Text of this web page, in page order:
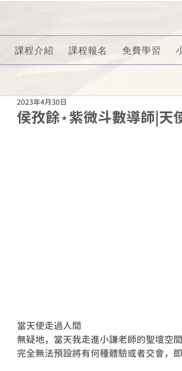
課程介紹 課程報名 免費學習
侯孜餘⋆紫微斗數導師|天
2023年4月30日
當天使走過人間
無疑地，當天我走進小謙老師的聖壇空
完全無法預設將有何種體驗或者交會，